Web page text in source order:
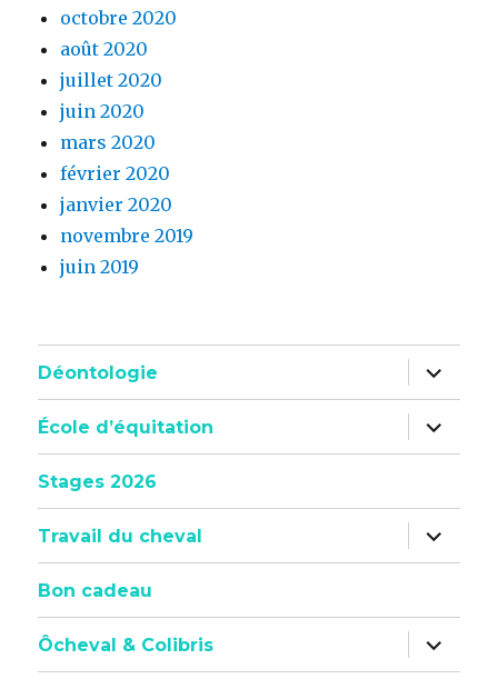
octobre 2020
août 2020
juillet 2020
juin 2020
mars 2020
février 2020
janvier 2020
novembre 2019
juin 2019
Déontologie
ouvrir
le
sous-
menu
École d’équitation
ouvrir
le
sous-
Stages 2026
Travail du cheval
ouvrir
le
sous-
Bon cadeau
Ôcheval & Colibris
ouvrir
le
sous-